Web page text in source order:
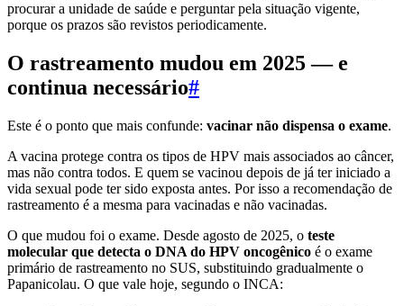
procurar a unidade de saúde e perguntar pela situação vigente,
porque os prazos são revistos periodicamente.
O rastreamento mudou em 2025 — e
continua necessário#
Este é o ponto que mais confunde: vacinar não dispensa o exame.
A vacina protege contra os tipos de HPV mais associados ao câncer,
mas não contra todos. E quem se vacinou depois de já ter iniciado a
vida sexual pode ter sido exposta antes. Por isso a recomendação de
rastreamento é a mesma para vacinadas e não vacinadas.
O que mudou foi o exame. Desde agosto de 2025, o teste
molecular que detecta o DNA do HPV oncogênico é o exame
primário de rastreamento no SUS, substituindo gradualmente o
Papanicolau. O que vale hoje, segundo o INCA: